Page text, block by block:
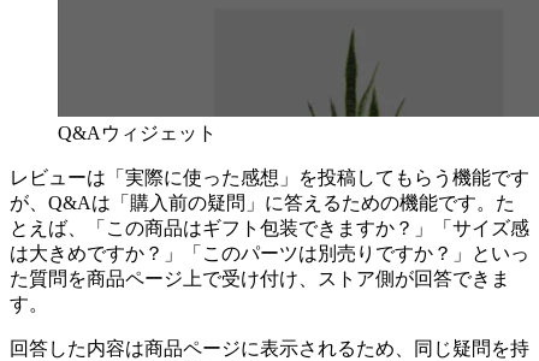
Q&Aウィジェット
レビューは「実際に使った感想」を投稿してもらう機能です
が、Q&Aは「購入前の疑問」に答えるための機能です。た
とえば、「この商品はギフト包装できますか？」「サイズ感
は大きめですか？」「このパーツは別売りですか？」といっ
た質問を商品ページ上で受け付け、ストア側が回答できま
す。
回答した内容は商品ページに表示されるため、同じ疑問を持